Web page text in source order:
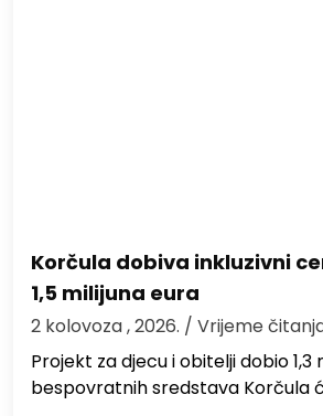
Korčula dobiva inkluzivni
1,5 milijuna eura
2 kolovoza , 2026. / Vrijeme
Projekt za djecu i obitelji dobio 1,3
bespovratnih sredstava Korčula